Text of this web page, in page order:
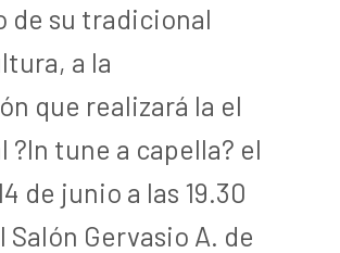
de su tradicional
a la
que realizará la el
?In tune a capella? el
de junio a las 19.30
Salón Gervasio A. de